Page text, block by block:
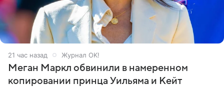
21 час назад Журнал OK!
Меган Маркл обвинили в намеренном
копировании принца Уильяма и Кейт